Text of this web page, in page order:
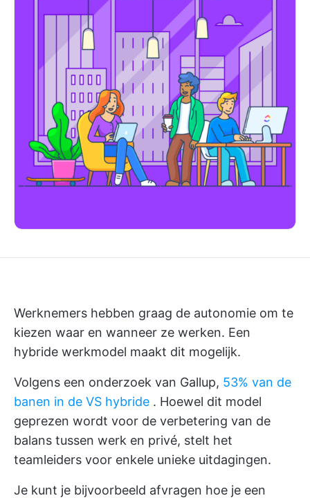
Werknemers hebben graag de autonomie om te
kiezen waar en wanneer ze werken. Een
hybride werkmodel maakt dit mogelijk.
Volgens een onderzoek van Gallup, 53% van de
banen in de VS hybride . Hoewel dit model
geprezen wordt voor de verbetering van de
balans tussen werk en privé, stelt het
teamleiders voor enkele unieke uitdagingen.
Je kunt je bijvoorbeeld afvragen hoe je een